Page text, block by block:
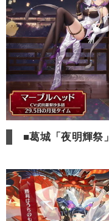
■葛城「夜明輝祭」